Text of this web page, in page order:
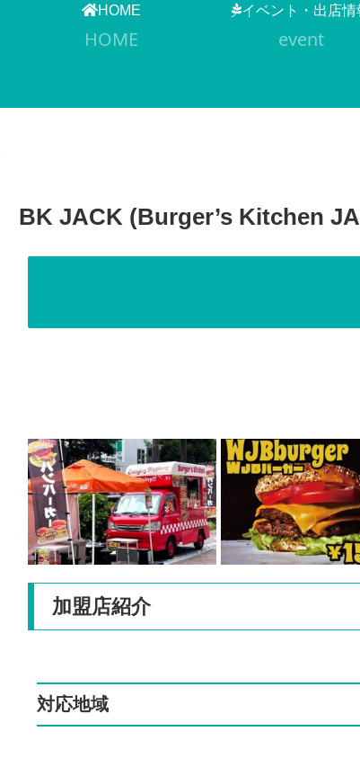
HOME
HOME
イベント・出店情
event
BK JACK (Burger’s Kitchen
加盟店紹介
対応地域